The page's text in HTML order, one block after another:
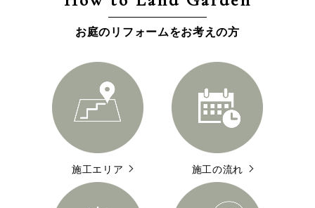
お庭のリフォームをお考えの方
施工エリア 施工の流れ